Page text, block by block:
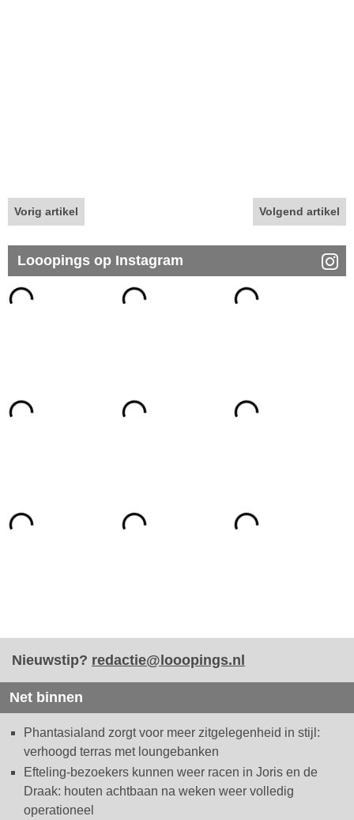
Vorig artikel Volgend artikel
Looopings op Instagram
Nieuwstip? redactie@looopings.nl
Net binnen
Phantasialand zorgt voor meer zitgelegenheid in stijl:
verhoogd terras met loungebanken
Efteling-bezoekers kunnen weer racen in Joris en de
Draak: houten achtbaan na weken weer volledig
operationeel